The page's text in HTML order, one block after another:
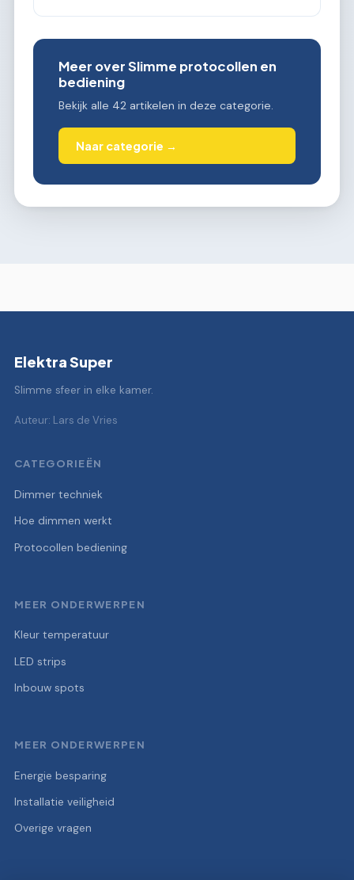
Meer over Slimme protocollen en
bediening
Bekijk alle 42 artikelen in deze categorie.
Naar categorie →
Elektra Super
Slimme sfeer in elke kamer.
Auteur: Lars de Vries
CATEGORIEËN
Dimmer techniek
Hoe dimmen werkt
Protocollen bediening
MEER ONDERWERPEN
Kleur temperatuur
LED strips
Inbouw spots
MEER ONDERWERPEN
Energie besparing
Installatie veiligheid
Overige vragen